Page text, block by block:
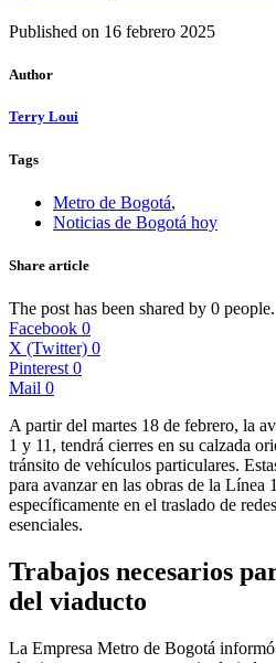
Published on 16 febrero 2025
Author
Terry Loui
Tags
Metro de Bogotá,
Noticias de Bogotá hoy
Share article
The post has been shared by 0 people.
Facebook 0
X (Twitter) 0
Pinterest 0
Mail 0
A partir del martes 18 de febrero, la
1 y 11, tendrá cierres en su calzada
tránsito de vehículos particulares.
para avanzar en las obras de la Línea
específicamente en el traslado de
esenciales.
Trabajos necesarios
del viaducto
La Empresa Metro de Bogotá